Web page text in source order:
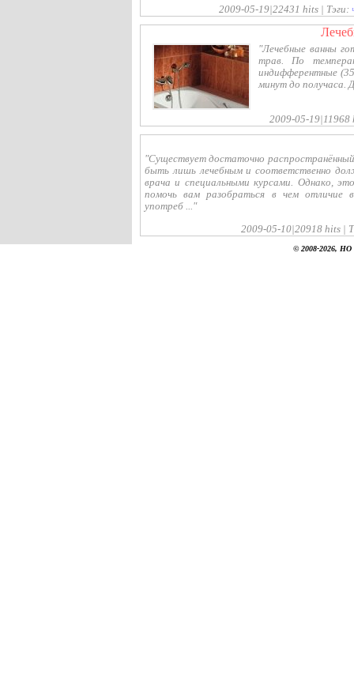
2009-05-19|22431 hits | Тэги:
"Лечебные ванны
трав. По
индифферентные
минут до получаса.
2009-05-19|11968
"Существует достаточно
быть лишь лечебным и соответственно
врача и специальными курсами. Однако,
помочь вам разобраться в чем отличие
употреб ..."
2009-05-10|20918 hits |
© 2008-2026,